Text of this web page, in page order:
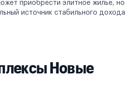
приобрести элитное жилье, но
источник стабильного дохода
Новые